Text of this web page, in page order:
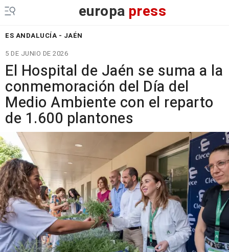
europa press
ES ANDALUCÍA - JAÉN
5 DE JUNIO DE 2026
El Hospital de Jaén se suma a la
conmemoración del Día del
Medio Ambiente con el reparto
de 1.600 plantones